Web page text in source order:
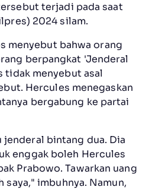
terjadi pada saat
2024 silam.
bahwa orang
berpangkat 'Jenderal
tidak menyebut asal
Hercules menegaskan
bergabung ke partai
bintang dua. Dia
enggak boleh Hercules
Prabowo. Tawarkan uang
imbuhnya. Namun,